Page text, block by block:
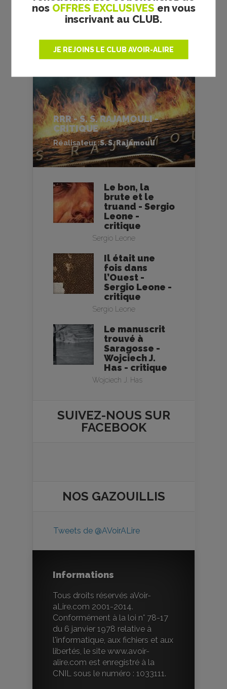
nos OFFRES EXCLUSIVES en vous
inscrivant au CLUB.
JE REJOINS LE CLUB AVOIR-ALIRE
FILMSCULTES
RRR - S. S. RAJAMOULI -
CRITIQUE
Réalisateur :S. S. Rajamouli
Le bon, la
brute et le
truand - Sergio
Leone -
critique
Sergio Leone
Il était une
fois dans
l’Ouest -
Sergio Leone -
critique
Sergio Leone
Le manuscrit
trouvé à
Saragosse -
Wojciech J.
Has - critique
Wojciech J. Has
SUIVEZ-NOUS SUR
FACEBOOK
NOS GAZOUILLIS
Tweets de @AVoirALire
Informations
Tous droits réservés aVoir-
aLire.com 2001-2014.
Conformément à la loi n° 78-17
du 6 janvier 1978 relative à
l'informatique, aux fichiers et aux
libertés, le site www.avoir-
alire.com est enregistré à la
CNIL sous le numéro : 1033111.